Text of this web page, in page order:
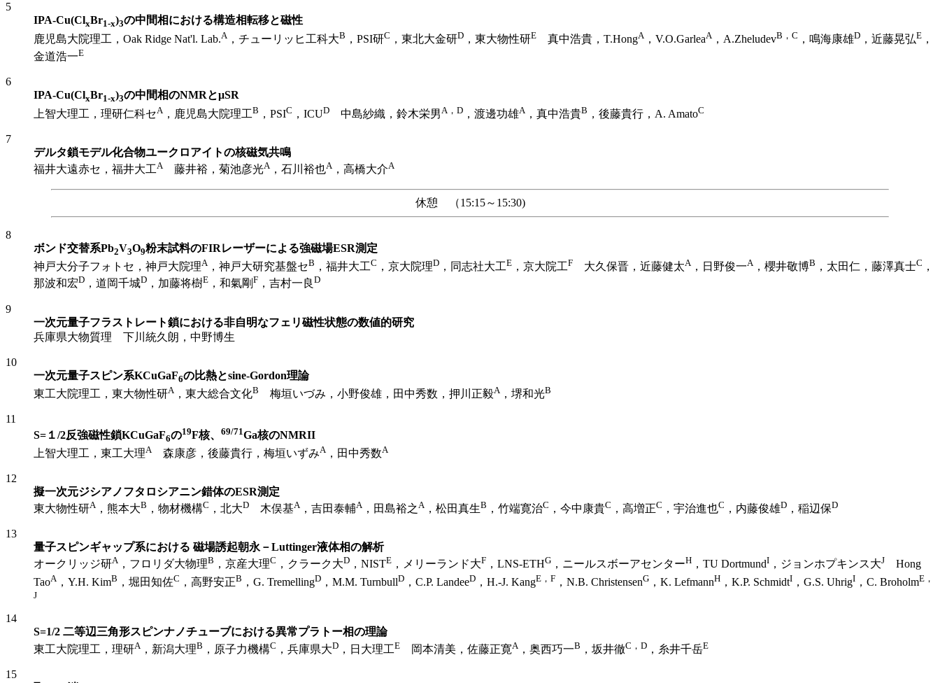
5
IPA-Cu(ClxBr1-x)3の中間相における構造相転移と磁性
鹿児島大院理工，Oak Ridge Nat'l. Lab.A，チューリッヒ工科大B ，PSI研C ，東北大金研D ，東大物性研E 真中浩貴，T.HongA，V.O.GarleaA，A.ZheludevB，C ，鳴海康雄D ，近藤晃弘E ，
金道浩一E
6
IPA-Cu(ClxBr1-x)3の中間相のNMRとμSR
上智大理工，理研仁科セA，鹿児島大院理工B ，PSIC ，ICUD 中島紗織，鈴木栄男A，D ，渡邊功雄A，真中浩貴B ，後藤貴行，A. AmatoC
7
デルタ鎖モデル化合物ユークロアイトの核磁気共鳴
福井大遠赤セ，福井大工A藤井裕，菊池彦光A，石川裕也A，高橋大介A
休憩 （15:15～15:30)
8
ボンド交替系Pb2V3O9粉末試料のFIRレーザーによる強磁場ESR測定
神戸大分子フォトセ，神戸大院理A，神戸大研究基盤セB ，福井大工C ，京大院理D ，同志社大工E ，京大院工F 大久保晋，近藤健太A，日野俊一A，櫻井敬博B ，太田仁，藤澤真士C ，
那波和宏D ，道岡千城D ，加藤将樹E ，和氣剛 F ，吉村一良 D
9
一次元量子フラストレート鎖における非自明なフェリ磁性状態の数値的研究
兵庫県大物質理 下川統久朗，中野博生
10
一次元量子スピン系KCuGaF6の比熱とsine-Gordon理論
東工大院理工，東大物性研A，東大総合文化B 梅垣いづみ，小野俊雄，田中秀数，押川正毅A，堺和光B
11
S=１/2反強磁性鎖KCuGaF6の19F核、 69/71Ga核のNMRII
上智大理工，東工大理A森康彦，後藤貴行，梅垣いずみA，田中秀数A
12
擬一次元ジシアノフタロシアニン錯体のESR測定
東大物性研A，熊本大B ，物材機構C ，北大D 木俣基A，吉田泰輔A，田島裕之A，松田真生B ，竹端寛治C ，今中康貴C ，高増正C ，宇治進也C ，内藤俊雄D ，稲辺保D
13
量子スピンギャップ系における 磁場誘起朝永－Luttinger液体相の解析
オークリッジ研A，フロリダ大物理B ，京産大理C ，クラーク大D ，NISTE ，メリーランド大F ，LNS-ETHG ，ニールスボーアセンターH ，TU DortmundI ，ジョンホプキンス大J Hong
TaoA，Y.H. KimB ，堀田知佐C ，高野安正B ，G. TremellingD ，M.M. TurnbullD ，C.P. LandeeD ，H.-J. KangE，F ，N.B. ChristensenG ，K. LefmannH ，K.P. SchmidtI ，G.S. UhrigI ，C. BroholmE，
J
14
S=1/2 二等辺三角形スピンナノチューブにおける異常プラトー相の理論
東工大院理工，理研A，新潟大理B ，原子力機構C ，兵庫県大D ，日大理工E 岡本清美，佐藤正寛A，奥西巧一B ，坂井徹C，D ，糸井千岳E
15